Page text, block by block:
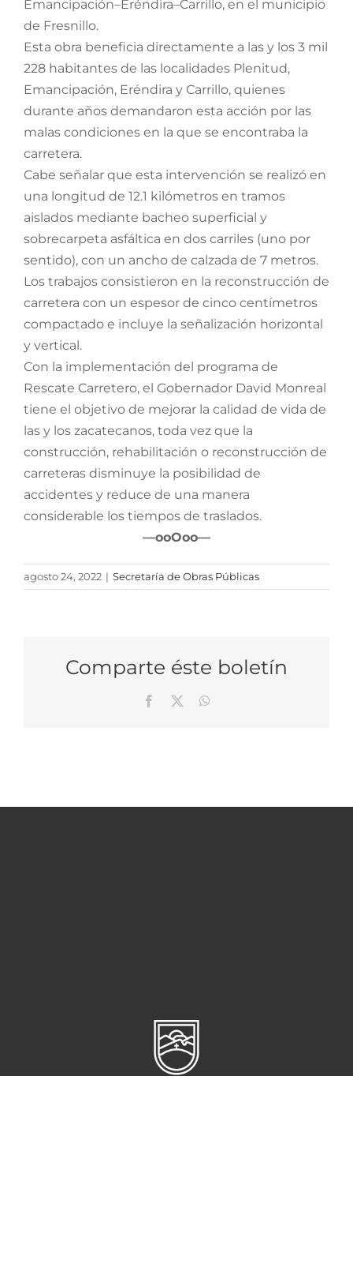
Emancipación–Eréndira–Carrillo, en el municipio
de Fresnillo.
Esta obra beneficia directamente a las y los 3 mil
228 habitantes de las localidades Plenitud,
Emancipación, Eréndira y Carrillo, quienes
durante años demandaron esta acción por las
malas condiciones en la que se encontraba la
carretera.
Cabe señalar que esta intervención se realizó en
una longitud de 12.1 kilómetros en tramos
aislados mediante bacheo superficial y
sobrecarpeta asfáltica en dos carriles (uno por
sentido), con un ancho de calzada de 7 metros.
Los trabajos consistieron en la reconstrucción de
carretera con un espesor de cinco centímetros
compactado e incluye la señalización horizontal
y vertical.
Con la implementación del programa de
Rescate Carretero, el Gobernador David Monreal
tiene el objetivo de mejorar la calidad de vida de
las y los zacatecanos, toda vez que la
construcción, rehabilitación o reconstrucción de
carreteras disminuye la posibilidad de
accidentes y reduce de una manera
considerable los tiempos de traslados.
—ooOoo—
agosto 24, 2022 | Secretaría de Obras Públicas
Comparte éste boletín
Facebook